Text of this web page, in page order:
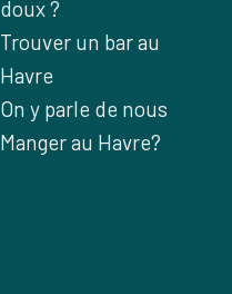
doux ?
Trouver un bar au
Havre
On y parle de nous
Manger au Havre?